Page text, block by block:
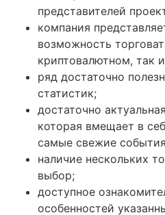
представителей
компания
возможность
криптовалютном, так
ряд достаточно
статистик;
достаточно
которая вмещает в
самые свежие
наличие нескольких
выбор;
доступное
особенностей